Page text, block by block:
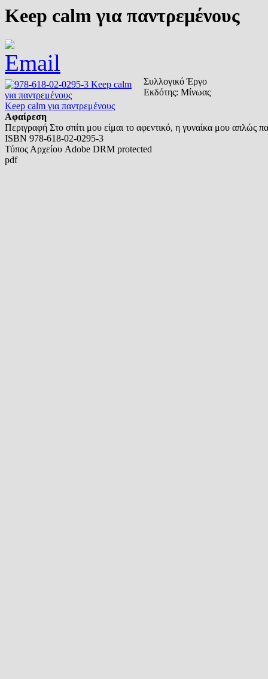
Keep calm για παντρεμένους
Keep calm για παντρεμένους
Αφαίρεση
Συλλογικό Έργο
Εκδότης: Μίνωας
Περιγραφή Στο σπίτι μου είμαι το αφεντικό, η γυναίκα μου απλώς
ISBN 978-618-02-0295-3
Τύπος Αρχείου Adobe DRM protected
pdf